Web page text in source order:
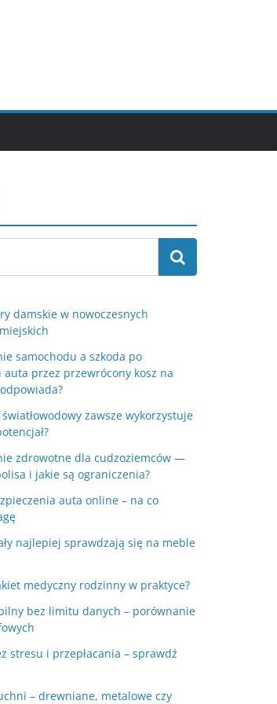
damskie w nowoczesnych
samochodu a szkoda po
auta przez przewrócony kosz na
zawsze wykorzystuje
zdrowotne dla cudzoziemców —
i jakie są ograniczenia?
auta online – na co
najlepiej sprawdzają się na meble
medyczny rodzinny w praktyce?
bez limitu danych – porównanie
stresu i przepłacania – sprawdź
– drewniane, metalowe czy